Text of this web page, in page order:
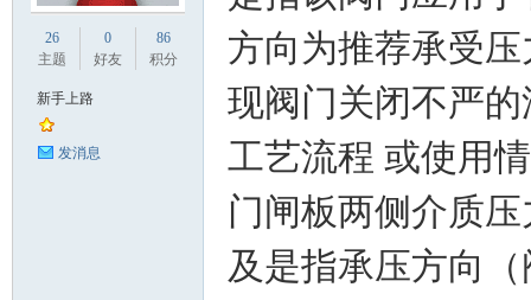
26
主题
0
好友
86
积分
新手上路
发消息
方向为推荐承受
现阀门关闭不严
工艺流程 或使用
门闸板两侧介质
及是指承压方向